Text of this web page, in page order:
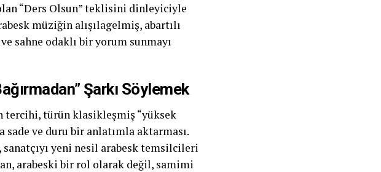
“Ders Olsun” teklisini dinleyiciyle
müziğin alışılagelmiş, abartılı
sahne odaklı bir yorum sunmayı
Şarkı Söylemek
tercihi, türün klasikleşmiş “yüksek
ve duru bir anlatımla aktarması.
yeni nesil arabesk temsilcileri
arabeski bir rol olarak değil, samimi